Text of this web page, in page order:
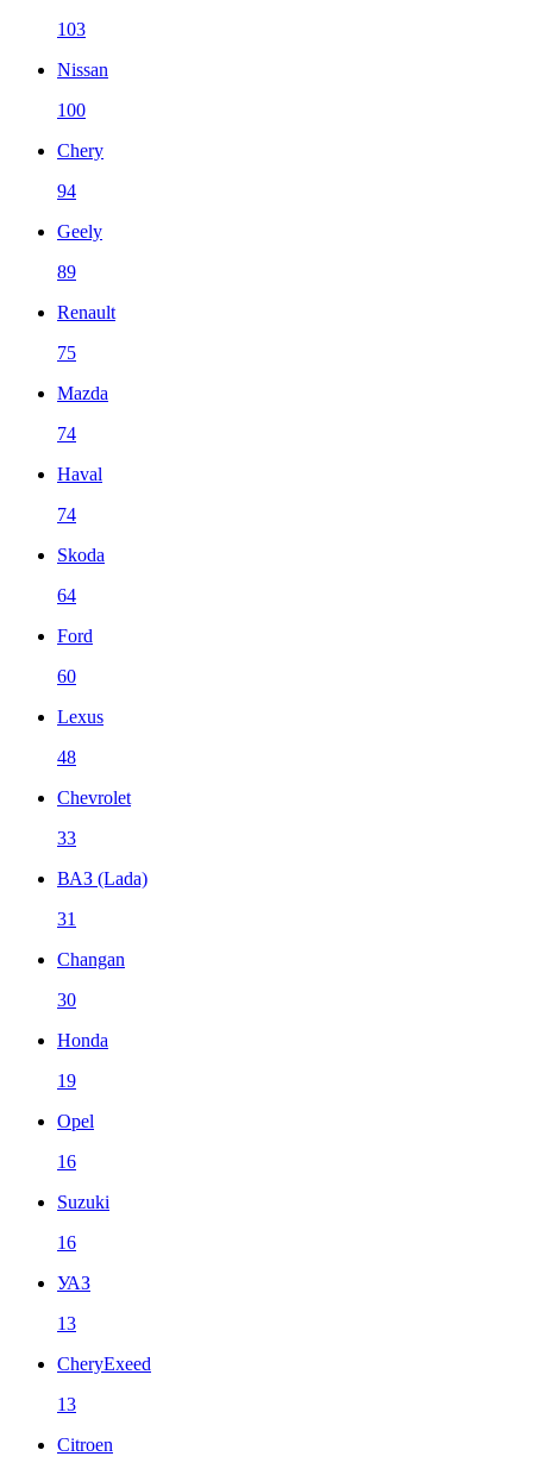
103
Nissan
100
Chery
94
Geely
89
Renault
75
Mazda
74
Haval
74
Skoda
64
Ford
60
Lexus
48
Chevrolet
33
ВАЗ (Lada)
31
Changan
30
Honda
19
Opel
16
Suzuki
16
УАЗ
13
CheryExeed
13
Citroen